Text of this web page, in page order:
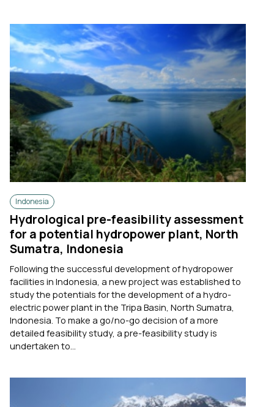
Indonesia
Hydrological pre-feasibility assessment
for a potential hydropower plant, North
Sumatra, Indonesia
Following the successful development of hydropower
facilities in Indonesia, a new project was established to
study the potentials for the development of a hydro-
electric power plant in the Tripa Basin, North Sumatra,
Indonesia. To make a go/no-go decision of a more
detailed feasibility study, a pre-feasibility study is
undertaken to...